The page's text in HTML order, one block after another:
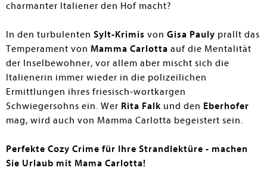
charmanter Italiener den Hof macht?
In den turbulenten Sylt-Krimis von Gisa Pauly prallt das
Temperament von Mamma Carlotta auf die Mentalität
der Inselbewohner, vor allem aber mischt sich die
Italienerin immer wieder in die polizeilichen
Ermittlungen ihres friesisch-wortkargen
Schwiegersohns ein. Wer Rita Falk und den Eberhofer
mag, wird auch von Mamma Carlotta begeistert sein.
Perfekte Cozy Crime für Ihre Strandlektüre - machen
Sie Urlaub mit Mama Carlotta!